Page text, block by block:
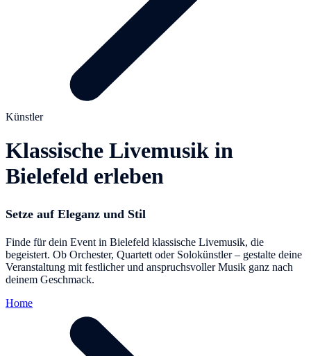
Künstler
Klassische Livemusik in
Bielefeld erleben
Setze auf Eleganz und Stil
Finde für dein Event in Bielefeld klassische Livemusik, die
begeistert. Ob Orchester, Quartett oder Solokünstler – gestalte deine
Veranstaltung mit festlicher und anspruchsvoller Musik ganz nach
deinem Geschmack.
Home